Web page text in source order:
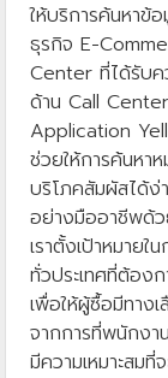
ให้บริการค้นหา
ธุรกิจ E-
Center ที่ได้รับค
ด้าน Call
Application
ช่วยให้การค้นหา
บริโภคสัมผัสได้ง่
อย่างมืออาชีพด้ว
เราตั้งเป้าหมาย
ทั่วประเทศที่ต้อง
เพื่อให้ผู้ซื้อมีทาง
จากการที่พนักงา
มีความเหมาะสมที่